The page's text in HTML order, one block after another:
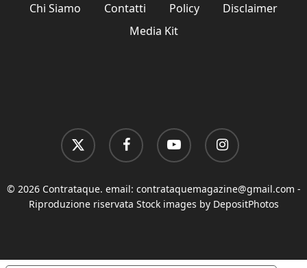
Chi Siamo Contatti Policy
Disclaimer
Media Kit
x-
twitter
facebook youtube instagram
© 2026 Contrataque. email: contrataquemagazine@gmail.com -
Riproduzione riservata Stock images by DepositPhotos